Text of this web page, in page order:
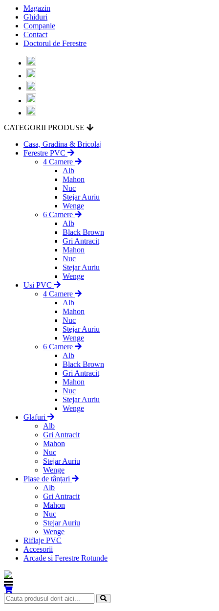
Magazin
Ghiduri
Companie
Contact
Doctorul de Ferestre
CATEGORII PRODUSE
Casa, Gradina & Bricolaj
Ferestre PVC
4 Camere
Alb
Mahon
Nuc
Stejar Auriu
Wenge
6 Camere
Alb
Black Brown
Gri Antracit
Mahon
Nuc
Stejar Auriu
Wenge
Usi PVC
4 Camere
Alb
Mahon
Nuc
Stejar Auriu
Wenge
6 Camere
Alb
Black Brown
Gri Antracit
Mahon
Nuc
Stejar Auriu
Wenge
Glafuri
Alb
Gri Antracit
Mahon
Nuc
Stejar Auriu
Wenge
Plase de țânțari
Alb
Gri Antracit
Mahon
Nuc
Stejar Auriu
Wenge
Riflaje PVC
Accesorii
Arcade si Ferestre Rotunde